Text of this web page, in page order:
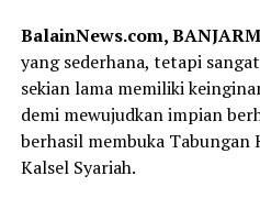
BalainNews.com,
yang sederhana, tetapi
sekian lama memiliki
demi mewujudkan impian
berhasil membuka Tabungan
Kalsel Syariah.